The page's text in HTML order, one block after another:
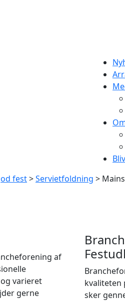
fest>Servietfoldning >
af
varieret
gerne
kvaliteten
sker